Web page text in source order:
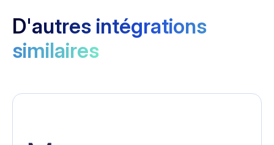
D'autres intégrations
similaires